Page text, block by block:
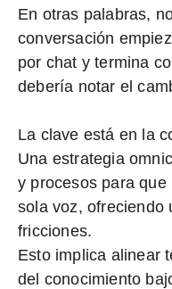
En otras palabras,
conversación
por chat y termina
debería notar el
La clave está en la
Una estrategia
y procesos para
sola voz, ofreciendo
fricciones.
Esto implica alinear
del conocimiento